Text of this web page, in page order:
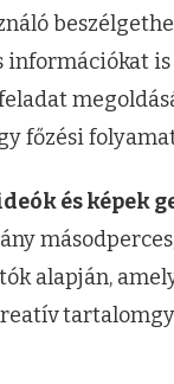
főzési
és képek
alapján,